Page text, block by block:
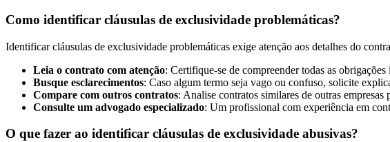
Como identificar cláusulas de exclusividade problemáticas?
Identificar cláusulas de exclusividade problemáticas exige atenção aos detalhes do
Leia o contrato com atenção: Certifique-se de compreender todas as
Busque esclarecimentos: Caso algum termo seja vago ou confuso, solicite
Compare com outros contratos: Analise contratos similares de outras
Consulte um advogado especializado: Um profissional com experiência em
O que fazer ao identificar cláusulas de exclusividade abusivas?